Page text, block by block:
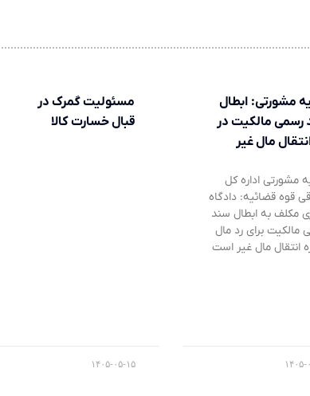
مشورتی: ابطال
رسمی مالکیت در
مال غیر
مشورتی اداره کل
قوه قضائیه: دادگاه
مکلف به ابطال سند
مالکیت برای رد مال
انتقال مال غیر است
۰۵-۱۵
مسئولیت گمرک در
قبال خسارت کالا
۱۴۰۵-۰۵-۱۵